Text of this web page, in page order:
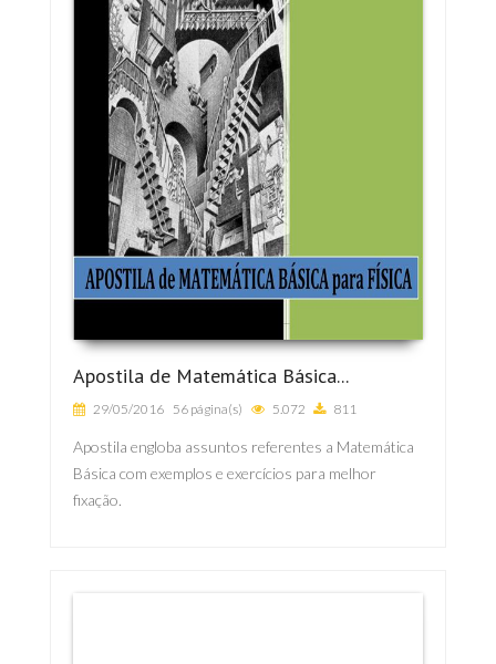
Apostila de Matemática Básica...
29/05/2016 56 página(s) 5.072 811
Apostila engloba assuntos referentes a Matemática
Básica com exemplos e exercícios para melhor
fixação.